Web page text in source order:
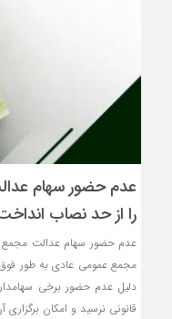
عدم حضور سهام
را از حد نصاب
عدم حضور سهام عدالت مجمع
مجمع عمومی عادی به طور
دلیل عدم حضور برخی
قانونی نرسید و امکان